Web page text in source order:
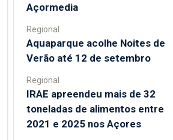
Açormedia
Regional
Aquaparque acolhe Noites de
Verão até 12 de setembro
Regional
IRAE apreendeu mais de 32
toneladas de alimentos entre
2021 e 2025 nos Açores